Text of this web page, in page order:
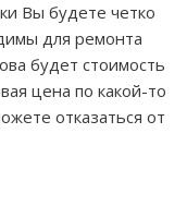
Вы будете четко
для ремонта
будет стоимость
цена по какой-то
отказаться от